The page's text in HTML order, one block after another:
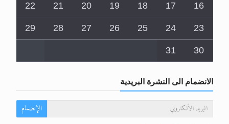
16
17
18
19
20
21
22
23
24
25
26
27
28
29
30
31
الانضمام الى النشرة البريدية
الإنضمام